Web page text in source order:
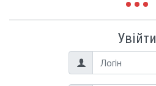
Увійти
Логін